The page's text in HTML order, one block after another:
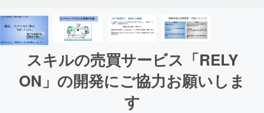
スキルの売買サービス「RELY
ON」の開発にご協力お願いしま
す